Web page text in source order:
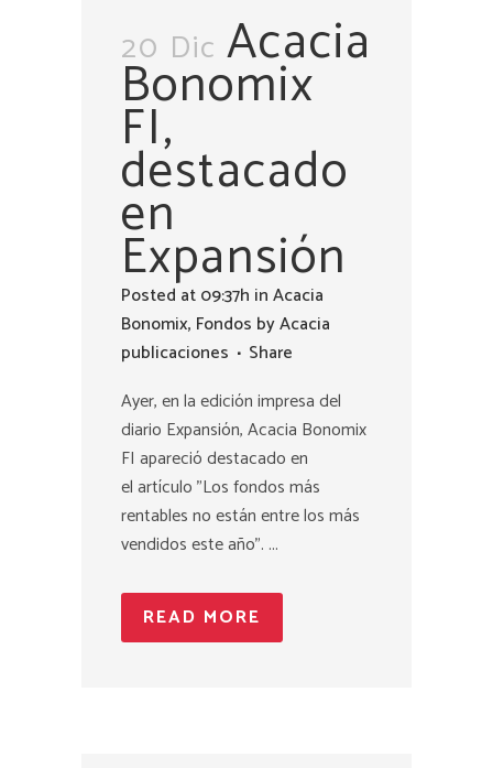
20 Dic Acacia
Bonomix
FI,
destacado
en
Expansión
Posted at 09:37h inAcacia
Bonomix, Fondos byAcacia
publicaciones
Share
Ayer, en la edición impresa del
diario Expansión, Acacia Bonomix
FI apareció destacado en
el artículo "Los fondos más
rentables no están entre los más
vendidos este año". ...
READ MORE